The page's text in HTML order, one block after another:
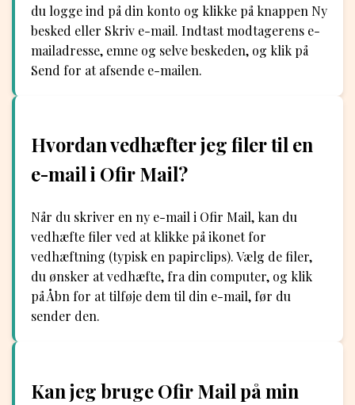
du logge ind på din konto og klikke på knappen Ny
besked eller Skriv e-mail. Indtast modtagerens e-
mailadresse, emne og selve beskeden, og klik på
Send for at afsende e-mailen.
Hvordan vedhæfter jeg filer til en
e-mail i Ofir Mail?
Når du skriver en ny e-mail i Ofir Mail, kan du
vedhæfte filer ved at klikke på ikonet for
vedhæftning (typisk en papirclips). Vælg de filer,
du ønsker at vedhæfte, fra din computer, og klik
på Åbn for at tilføje dem til din e-mail, før du
sender den.
Kan jeg bruge Ofir Mail på min